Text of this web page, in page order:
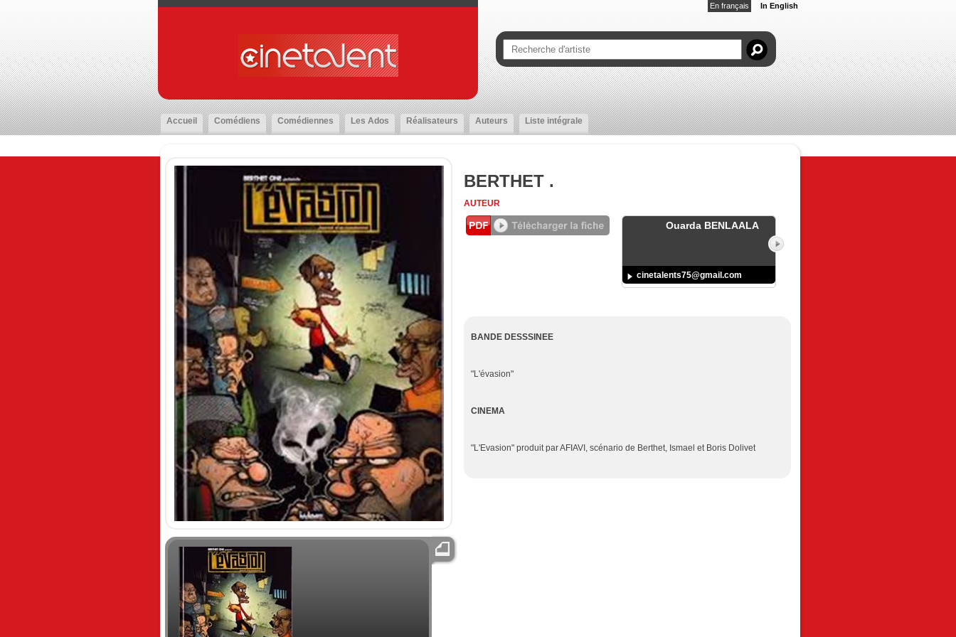
En français In English
Accueil Comédiens Comédiennes Les Ados Réalisateurs Auteurs Liste intégrale
BERTHET .
AUTEUR
Ouarda BENLAALA
cinetalents75@gmail.com
BANDE DESSSINEE
"L'évasion"
CINEMA
"L'Evasion" produit par AFIAVI, scénario de Berthet, Ismael et Boris Dolivet